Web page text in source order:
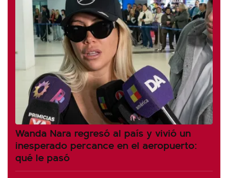
Wanda Nara regresó al país y vivió un
inesperado percance en el aeropuerto:
qué le pasó